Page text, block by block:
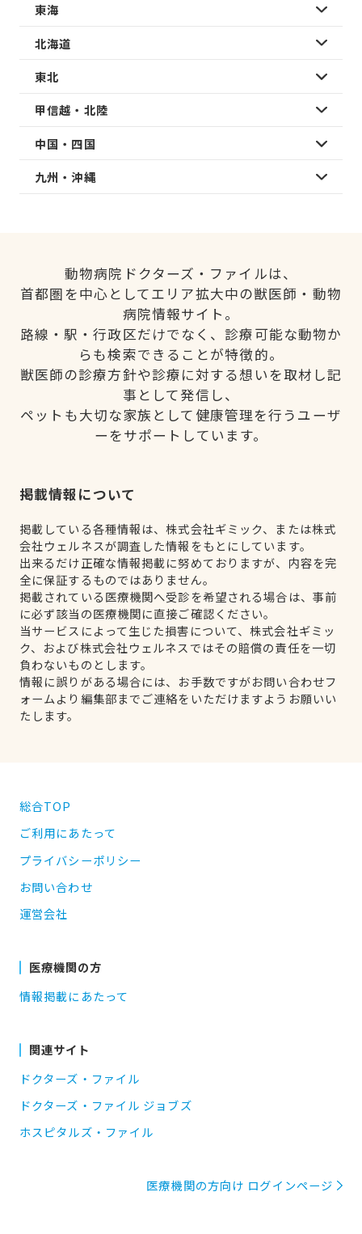
東海
北海道
東北
甲信越・北陸
中国・四国
九州・沖縄
動物病院ドクターズ・ファイルは、
首都圏を中心としてエリア拡大中の獣医師・動物
病院情報サイト。
路線・駅・行政区だけでなく、診療可能な動物か
らも検索できることが特徴的。
獣医師の診療方針や診療に対する想いを取材し記
事として発信し、
ペットも大切な家族として健康管理を行うユーザ
ーをサポートしています。
掲載情報について
掲載している各種情報は、株式会社ギミック、または株式
会社ウェルネスが調査した情報をもとにしています。
出来るだけ正確な情報掲載に努めておりますが、内容を完
全に保証するものではありません。
掲載されている医療機関へ受診を希望される場合は、事前
に必ず該当の医療機関に直接ご確認ください。
当サービスによって生じた損害について、株式会社ギミッ
ク、および株式会社ウェルネスではその賠償の責任を一切
負わないものとします。
情報に誤りがある場合には、お手数ですがお問い合わせフ
ォームより編集部までご連絡をいただけますようお願いい
たします。
総合TOP
ご利用にあたって
プライバシーポリシー
お問い合わせ
運営会社
医療機関の方
情報掲載にあたって
関連サイト
ドクターズ・ファイル
ドクターズ・ファイル ジョブズ
ホスピタルズ・ファイル
医療機関の方向け ログインページ